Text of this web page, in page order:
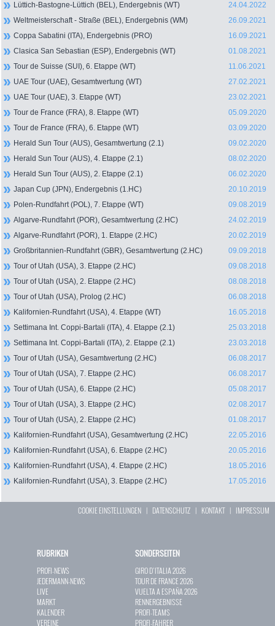
Lüttich-Bastogne-Lüttich (BEL), Endergebnis (WT)
24.04.2022
Weltmeisterschaft - Straße (BEL), Endergebnis (WM)
26.09.2021
Coppa Sabatini (ITA), Endergebnis (PRO)
16.09.2021
Clasica San Sebastian (ESP), Endergebnis (WT)
01.08.2021
Tour de Suisse (SUI), 6. Etappe (WT)
11.06.2021
UAE Tour (UAE), Gesamtwertung (WT)
27.02.2021
UAE Tour (UAE), 3. Etappe (WT)
23.02.2021
Tour de France (FRA), 8. Etappe (WT)
05.09.2020
Tour de France (FRA), 6. Etappe (WT)
03.09.2020
Herald Sun Tour (AUS), Gesamtwertung (2.1)
09.02.2020
Herald Sun Tour (AUS), 4. Etappe (2.1)
08.02.2020
Herald Sun Tour (AUS), 2. Etappe (2.1)
06.02.2020
Japan Cup (JPN), Endergebnis (1.HC)
20.10.2019
Polen-Rundfahrt (POL), 7. Etappe (WT)
09.08.2019
Algarve-Rundfahrt (POR), Gesamtwertung (2.HC)
24.02.2019
Algarve-Rundfahrt (POR), 1. Etappe (2.HC)
20.02.2019
Großbritannien-Rundfahrt (GBR), Gesamtwertung (2.HC)
09.09.2018
Tour of Utah (USA), 3. Etappe (2.HC)
09.08.2018
Tour of Utah (USA), 2. Etappe (2.HC)
08.08.2018
Tour of Utah (USA), Prolog (2.HC)
06.08.2018
Kalifornien-Rundfahrt (USA), 4. Etappe (WT)
16.05.2018
Settimana Int. Coppi-Bartali (ITA), 4. Etappe (2.1)
25.03.2018
Settimana Int. Coppi-Bartali (ITA), 2. Etappe (2.1)
23.03.2018
Tour of Utah (USA), Gesamtwertung (2.HC)
06.08.2017
Tour of Utah (USA), 7. Etappe (2.HC)
06.08.2017
Tour of Utah (USA), 6. Etappe (2.HC)
05.08.2017
Tour of Utah (USA), 3. Etappe (2.HC)
02.08.2017
Tour of Utah (USA), 2. Etappe (2.HC)
01.08.2017
Kalifornien-Rundfahrt (USA), Gesamtwertung (2.HC)
22.05.2016
Kalifornien-Rundfahrt (USA), 6. Etappe (2.HC)
20.05.2016
Kalifornien-Rundfahrt (USA), 4. Etappe (2.HC)
18.05.2016
Kalifornien-Rundfahrt (USA), 3. Etappe (2.HC)
17.05.2016
COOKIE EINSTELLUNGEN | DATENSCHUTZ | KONTAKT| IMPRESSUM
RUBRIKEN
PROFI-NEWS
JEDERMANN-NEWS
LIVE
MARKT
KALENDER
VEREINE
SONDERSEITEN
GIRO D`ITALIA 2026
TOUR DE FRANCE 2026
VUELTA A ESPAÑA 2026
RENNERGEBNISSE
PROFI-TEAMS
PROFI-FAHRER